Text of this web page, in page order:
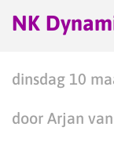
NK
dinsdag 10
door Arjan